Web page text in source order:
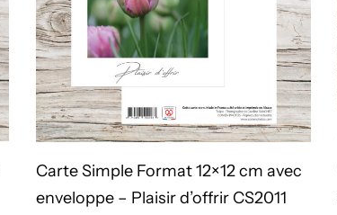
Carte Simple Format 12×12 cm avec
enveloppe – Plaisir d’offrir CS2011